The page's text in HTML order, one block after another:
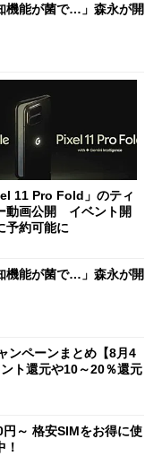
機能が菌で…」森永が開
11 Pro Fold」のティ
動画公開 イベント開
予約可能に
機能が菌で…」森永が開
ンペーンまとめ【8月4
ト還元や10～20％還元
～ 格安SIMをお得に使
！